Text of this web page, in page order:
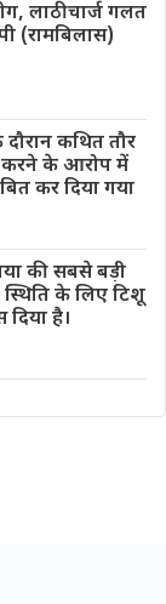
लाठीचार्ज गलत
(रामबिलास)
दौरान कथित तौर
करने के आरोप में
कर दिया गया
की सबसे बड़ी
के लिए टिशू
है।